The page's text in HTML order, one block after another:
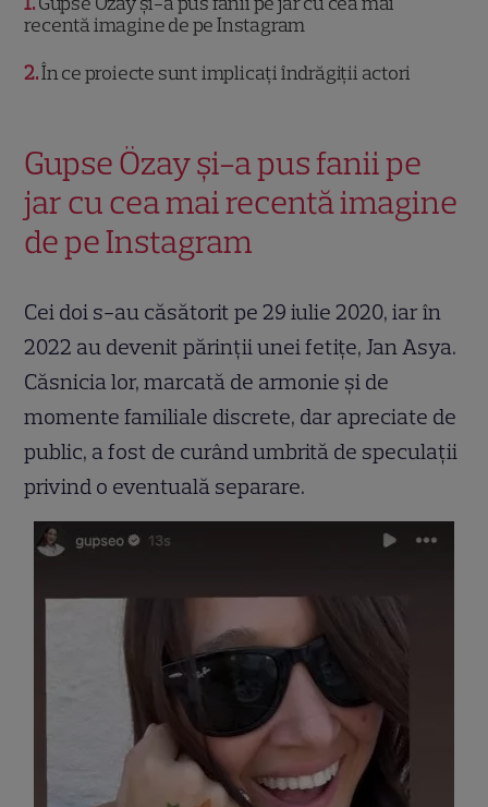
recentă imagine de pe Instagram
2 În ce proiecte sunt implicați îndrăgiții actori
Gupse Özay și-a pus fanii pe
jar cu cea mai recentă imagine
de pe Instagram
Cei doi s-au căsătorit pe 29 iulie 2020, iar în
2022 au devenit părinții unei fetițe, Jan Asya.
Căsnicia lor, marcată de armonie și de
momente familiale discrete, dar apreciate de
public, a fost de curând umbrită de speculații
privind o eventuală separare.